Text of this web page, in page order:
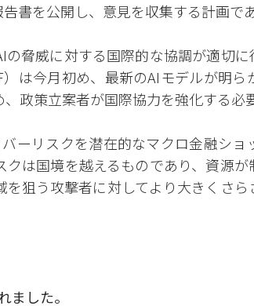
書を公開し、意見を収集する計画であ
脅威に対する国際的な協調が適切
は今月初め、最新のAIモデルが明ら
政策立案者が国際協力を強化する必
ーリスクを潜在的なマクロ金融シ
は国境を越えるものであり、資源
狙う攻撃者に対してより大きくさ
ました。